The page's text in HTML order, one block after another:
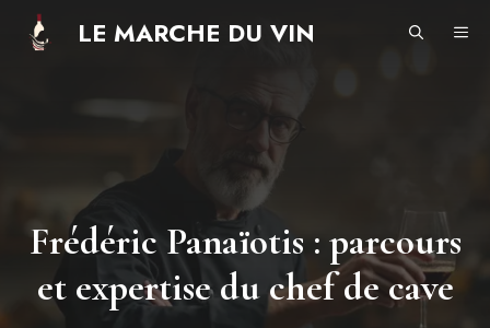
Aller
LE MARCHE DU VIN
Frédéric Panaïotis : parcours
et expertise du chef de cave